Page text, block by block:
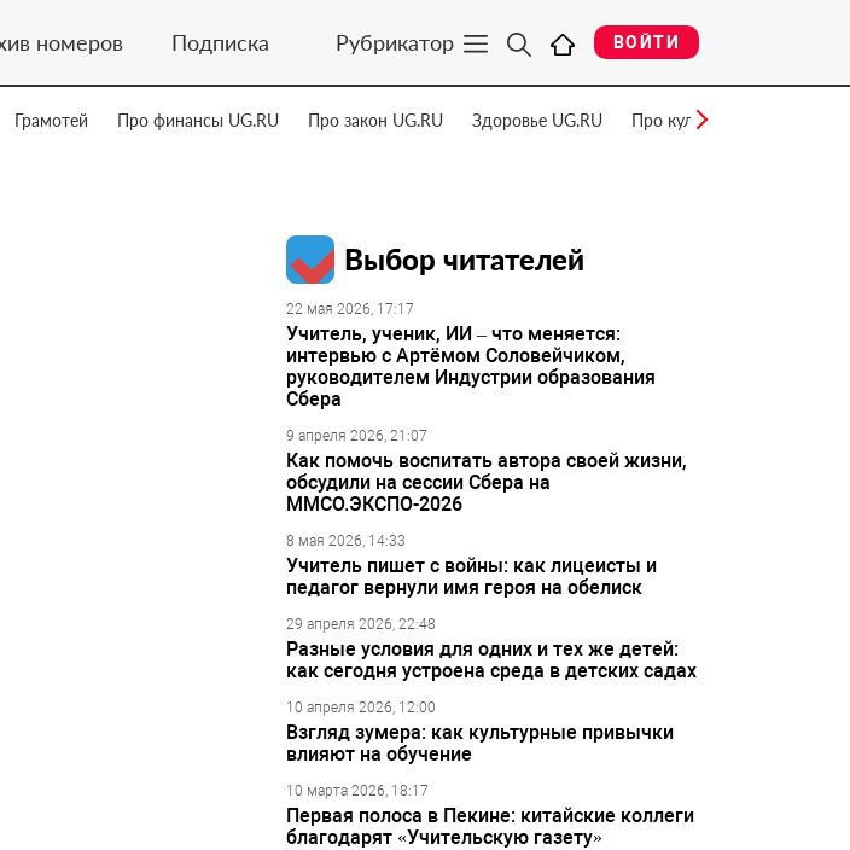
номеров Подписка Рубрикатор ВОЙТИ
Грамотей Про финансы UG.RU Про закон UG.RU Здоровье UG.RU Про культуру UG.RU
Выбор читателей
22 мая 2026, 17:17
Учитель, ученик, ИИ – что меняется:
интервью с Артёмом Соловейчиком,
руководителем Индустрии образования
Сбера
9 апреля 2026, 21:07
Как помочь воспитать автора своей жизни,
обсудили на сессии Сбера на
ММСО.ЭКСПО-2026
8 мая 2026, 14:33
Учитель пишет с войны: как лицеисты и
педагог вернули имя героя на обелиск
29 апреля 2026, 22:48
Разные условия для одних и тех же детей:
как сегодня устроена среда в детских садах
10 апреля 2026, 12:00
Взгляд зумера: как культурные привычки
влияют на обучение
10 марта 2026, 18:17
Первая полоса в Пекине: китайские коллеги
благодарят «Учительскую газету»